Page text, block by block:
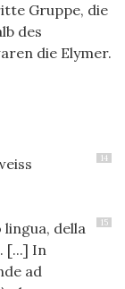
Gruppe, die
des
die Elymer.
14
15
della
[...] In
ad